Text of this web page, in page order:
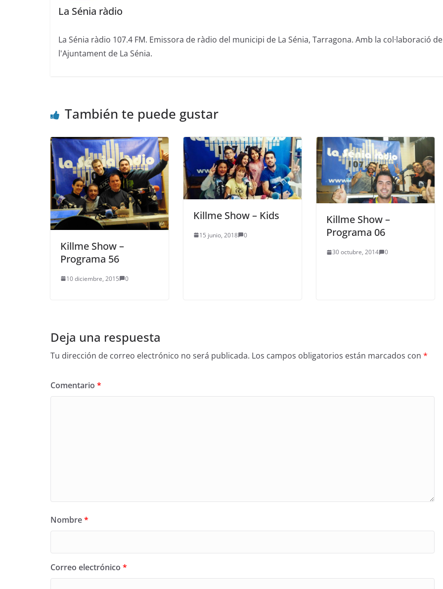
La Sénia ràdio
La Sénia ràdio 107.4 FM. Emissora de ràdio del municipi de La Sénia, Tarragona. Amb la col·laboració de
l'Ajuntament de La Sénia.
También te puede gustar
Killme Show –
Programa 56
10 diciembre, 2015 0
Killme Show – Kids
15 junio, 2018 0
Killme Show –
Programa 06
30 octubre, 2014 0
Deja una respuesta
Tu dirección de correo electrónico no será publicada. Los campos obligatorios están marcados con *
Comentario *
Nombre*
Correo electrónico *